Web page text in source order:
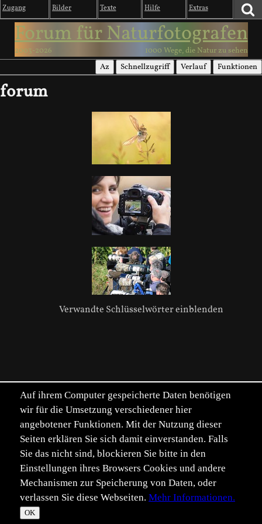
Zugang Bilder Texte Hilfe Extras
Forum für Naturfotografen
2003-2026 1000 Wege, die Natur zu sehen
Az Schnellzugriff Verlauf Funktionen
forum
Verwandte Schlüsselwörter einblenden
Auf ihrem Computer gespeicherte Daten benötigen
wir für die Umsetzung verschiedener hier
angebotener Funktionen. Mit der Nutzung dieser
Seiten erklären Sie sich damit einverstanden. Falls
Sie das nicht sind, blockieren Sie bitte in den
Einstellungen ihres Browsers Cookies und andere
Mechanismen zur Speicherung von Daten, oder
verlassen Sie diese Webseiten. Mehr Informationen.
OK